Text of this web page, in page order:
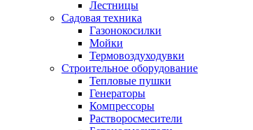
Лестницы
Садовая техника
Газонокосилки
Мойки
Термовоздуходувки
Строительное оборудование
Тепловые пушки
Генераторы
Компрессоры
Растворосмесители